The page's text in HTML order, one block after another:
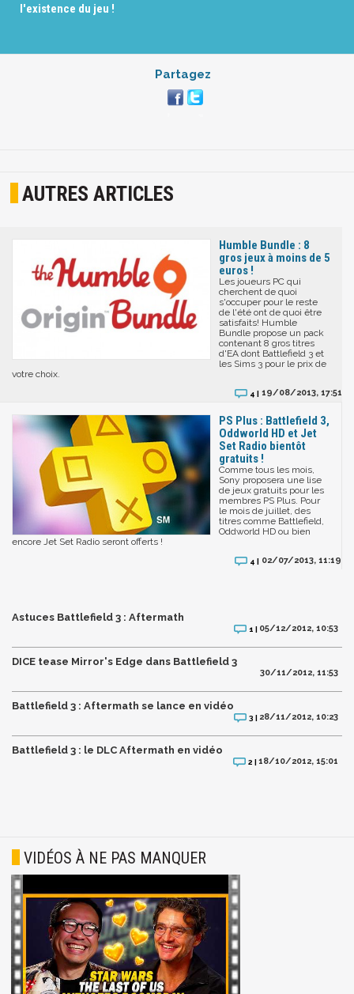
l'existence du jeu !
Partagez
AUTRES ARTICLES
Humble Bundle : 8
gros jeux à moins de 5
euros !
Les joueurs PC qui
cherchent de quoi
s'occuper pour le reste
de l'été ont de quoi être
satisfaits! Humble
Bundle propose un pack
contenant 8 gros titres
d'EA dont Battlefield 3 et
les Sims 3 pour le prix de
votre choix.
4 | 19/08/2013, 17:51
PS Plus : Battlefield 3,
Oddworld HD et Jet
Set Radio bientôt
gratuits !
Comme tous les mois,
Sony proposera une lise
de jeux gratuits pour les
membres PS Plus. Pour
le mois de juillet, des
titres comme Battlefield,
Oddworld HD ou bien
encore Jet Set Radio seront offerts !
4 | 02/07/2013, 11:19
Astuces Battlefield 3 : Aftermath
1 | 05/12/2012, 10:53
DICE tease Mirror's Edge dans Battlefield 3
30/11/2012, 11:53
Battlefield 3 : Aftermath se lance en vidéo
3 | 28/11/2012, 10:23
Battlefield 3 : le DLC Aftermath en vidéo
2 |18/10/2012, 15:01
VIDÉOS À NE PAS MANQUER